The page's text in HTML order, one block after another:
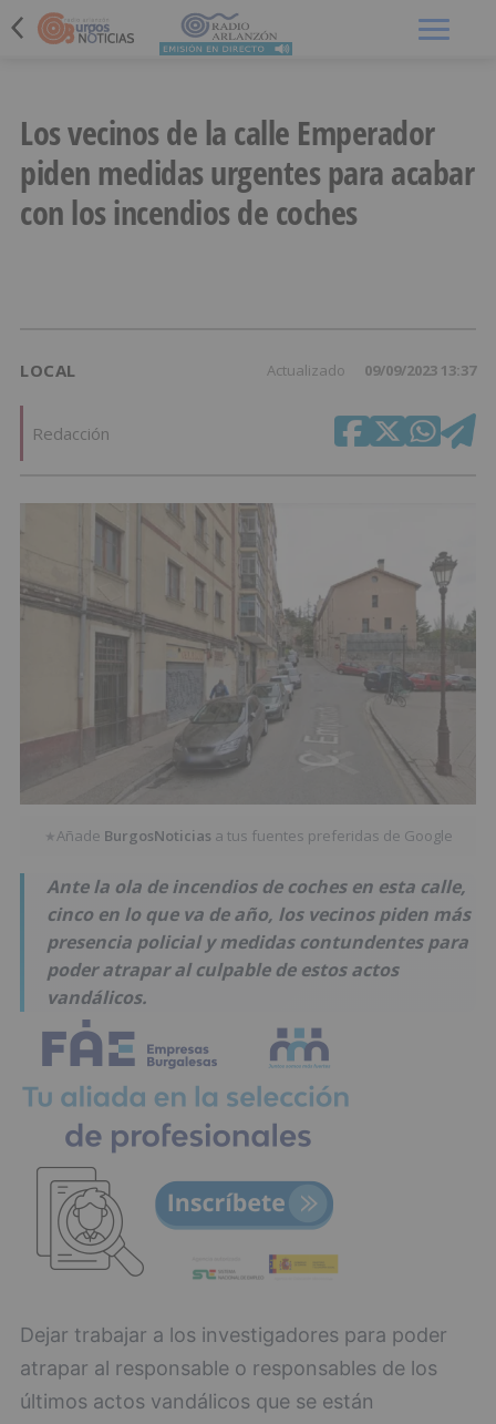
Los vecinos de la calle Emperador
piden medidas urgentes para acabar
con los incendios de coches
LOCAL Actualizado 09/09/2023 13:37
Redacción
★Añade BurgosNoticias a tus fuentes preferidas de Google
Ante la ola de incendios de coches en esta calle,
cinco en lo que va de año, los vecinos piden más
presencia policial y medidas contundentes para
poder atrapar al culpable de estos actos
vandálicos.
Dejar trabajar a los investigadores para poder
atrapar al responsable o responsables de los
últimos actos vandálicos que se están